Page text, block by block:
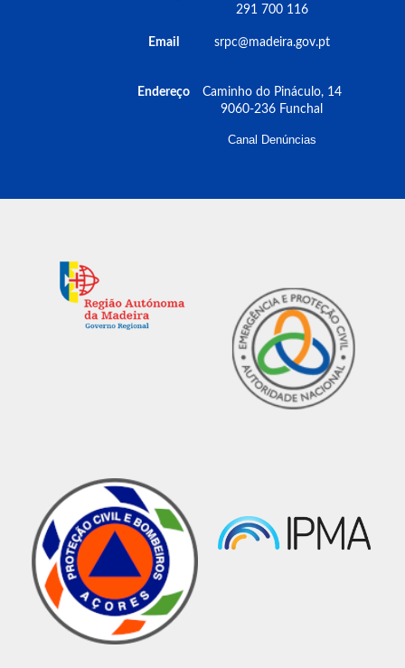
Email
Endereço
291 700 116
srpc@madeira.gov.pt
Caminho do Pináculo, 14
9060-236 Funchal
Canal Denúncias